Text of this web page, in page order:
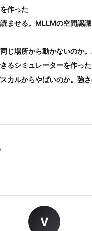
作った
ませる。MLLMの空間認
じ場所から動かないのか
るシミュレーターを作った
カルからやばいのか。強
V